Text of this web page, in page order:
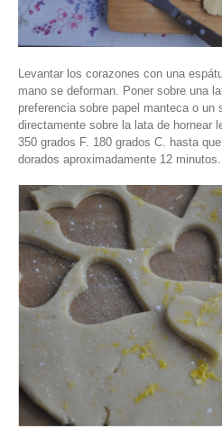
Levantar los corazones con una
mano se deforman. Poner sobre una
preferencia sobre papel manteca o un
directamente sobre la lata de hornear
350 grados F. 180 grados C. hasta
dorados aproximadamente 12